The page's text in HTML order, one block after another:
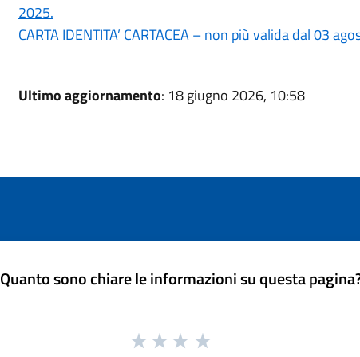
2025.
CARTA IDENTITA’ CARTACEA – non più valida dal 03
Ultimo aggiornamento: 18 giugno 2026, 10:58
Quanto sono chiare le informazioni su questa